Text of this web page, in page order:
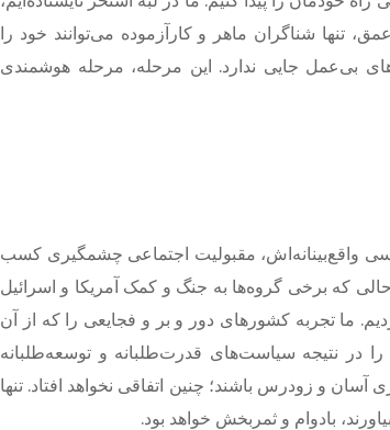
تنها شناگران ماهر و کارآزموده می‌توانند خود را
بی‌عمل جایی ندارد.
این مرحله، مرحله هوشمندی
واقع‌بینانه‌اش، مقبولیت اجتماعی چشمگیری کسب
که برخی گروه‌ها به جنگ و کمک آمریکا و اسرائیل
. ما تجربه کشورهای دور و بر و فجایعی را که از آن
در نتیجه سیاست‌های قدرت‌طلبانه و توسعه‌طلبانه
آسان و زودرس باشند؛ چنین اتفاقی نخواهد افتاد. تنها
بادوام و ثمربخش خواهد بود.